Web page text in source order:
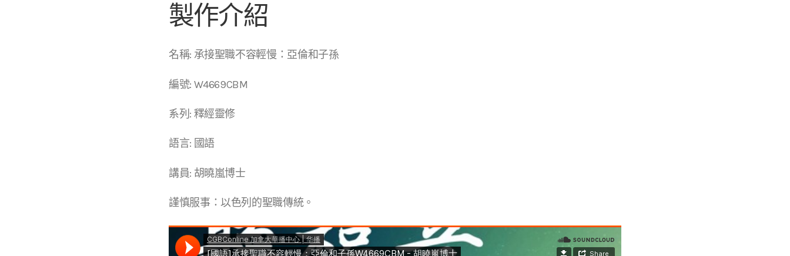
製作介紹
名稱: 承接聖職不容輕慢：亞倫和子孫
編號: W4669CBM
系列: 釋經靈修
語言: 國語
講員: 胡曉嵐博士
謹慎服事：以色列的聖職傳統。